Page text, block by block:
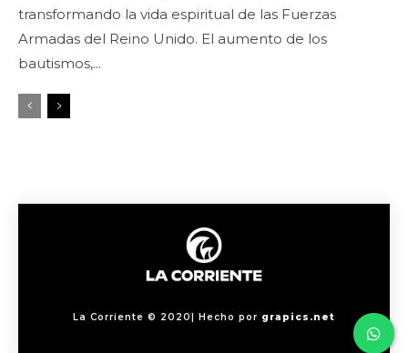
transformando la vida espiritual de las Fuerzas
Armadas del Reino Unido. El aumento de los
bautismos,...
La Corriente © 2020| Hecho por grapics.net